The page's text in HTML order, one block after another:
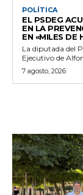
POLÍTICA
EL PSDEG
EN LA
EN «MILES DE
La diputada del
Ejecutivo de
7 agosto, 2026